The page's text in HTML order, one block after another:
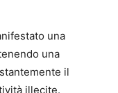
una
una
il
illecite.